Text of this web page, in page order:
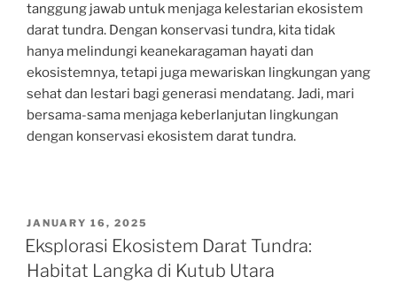
tanggung jawab untuk menjaga kelestarian ekosistem
darat tundra. Dengan konservasi tundra, kita tidak
hanya melindungi keanekaragaman hayati dan
ekosistemnya, tetapi juga mewariskan lingkungan yang
sehat dan lestari bagi generasi mendatang. Jadi, mari
bersama-sama menjaga keberlanjutan lingkungan
dengan konservasi ekosistem darat tundra.
POSTED
ON
JANUARY 16, 2025
Eksplorasi Ekosistem Darat Tundra:
Habitat Langka di Kutub Utara